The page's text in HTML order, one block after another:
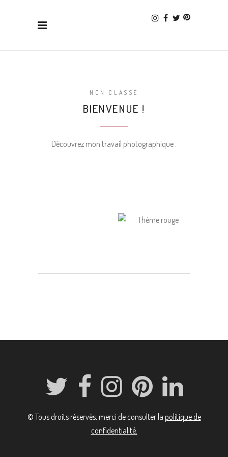
NON CLASSÉ
BIENVENUE !
Découvrez mon travail photographique .
© Tous droits réservés, merci de consulter la politique de
confidentialité.